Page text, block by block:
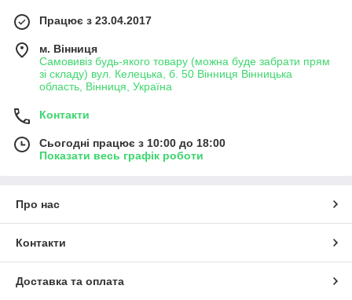
Працює з 23.04.2017
м. Вінниця
Самовивіз будь-якого товару (можна буде забрати прям
зі складу) вул. Келецька, б. 50 Вінниця Вінницька
область, Вінниця, Україна
Контакти
Сьогодні працює з 10:00 до 18:00
Показати весь графік роботи
Про нас
Контакти
Доставка та оплата